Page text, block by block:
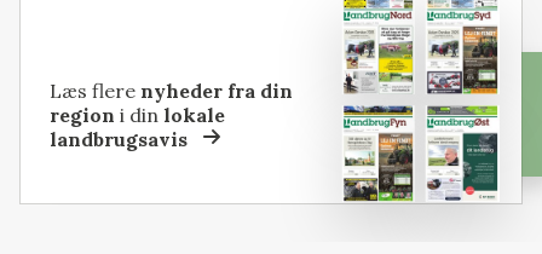
Læs flere nyheder fra din
region i dinlokale
landbrugsavis